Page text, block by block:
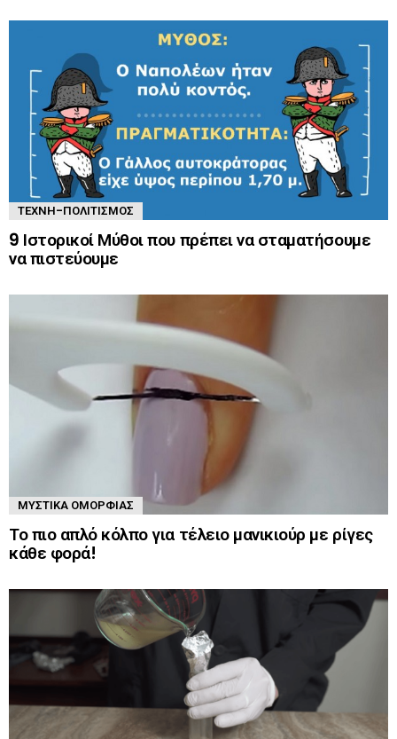
ΤΈΧΝΗ-ΠΟΛΙΤΙΣΜΌΣ
9 Ιστορικοί Μύθοι που πρέπει να σταματήσουμε
να πιστεύουμε
ΜΥΣΤΙΚΆ ΟΜΟΡΦΙΆΣ
Το πιο απλό κόλπο για τέλειο μανικιούρ με ρίγες
κάθε φορά!